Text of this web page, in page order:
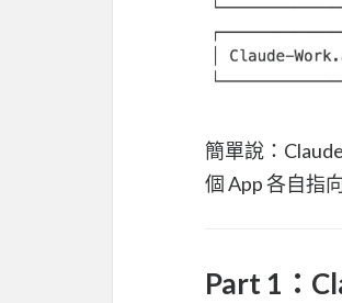
簡單說：
個 App 各自指
Part 1：